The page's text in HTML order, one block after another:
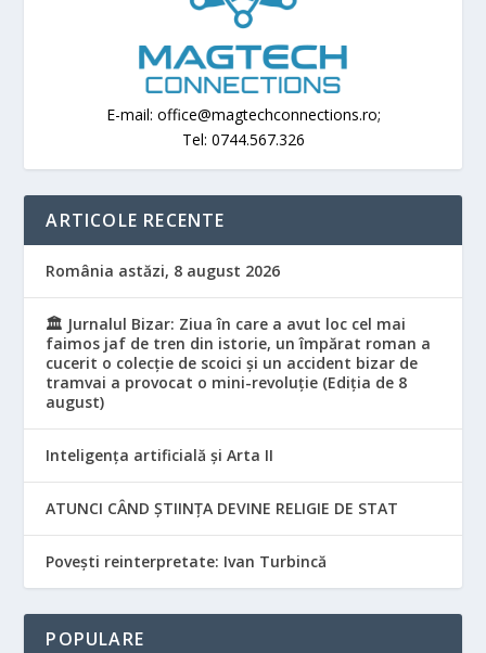
E-mail: office@magtechconnections.ro;
Tel: 0744.567.326
ARTICOLE RECENTE
România astăzi, 8 august 2026
🏛️ Jurnalul Bizar: Ziua în care a avut loc cel mai
faimos jaf de tren din istorie, un împărat roman a
cucerit o colecție de scoici și un accident bizar de
tramvai a provocat o mini-revoluție (Ediția de 8
august)
Inteligența artificială și Arta II
ATUNCI CÂND ȘTIINȚA DEVINE RELIGIE DE STAT
Povești reinterpretate: Ivan Turbincă
POPULARE